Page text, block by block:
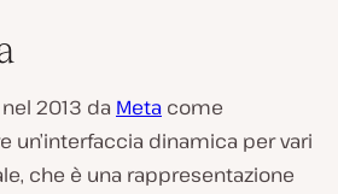
2013 da Meta come
un’interfaccia dinamica per vari
che è una rappresentazione